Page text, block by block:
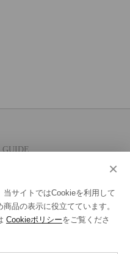
GUIDE
·配送方法
×
サイトではCookieを利用して
品の表示に役立てています。
Cookieポリシーをご覧くださ